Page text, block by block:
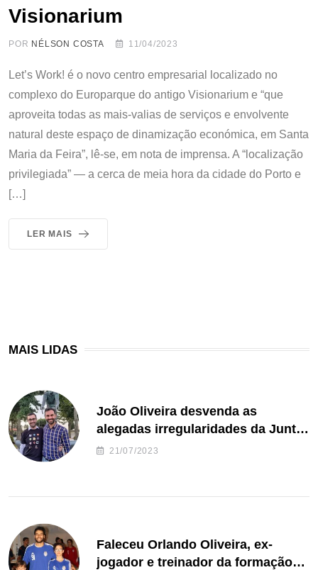
Visionarium
POR NÉLSON COSTA 11/04/2023
Let’s Work! é o novo centro empresarial localizado no
complexo do Europarque do antigo Visionarium e “que
aproveita todas as mais-valias de serviços e envolvente
natural deste espaço de dinamização económica, em Santa
Maria da Feira”, lê-se, em nota de imprensa. A “localização
privilegiada” — a cerca de meia hora da cidade do Porto e
[…]
LER MAIS
MAIS LIDAS
João Oliveira desvenda as
alegadas irregularidades da Junta
de Freguesia S. João de Ver
21/07/2023
Faleceu Orlando Oliveira, ex-
jogador e treinador da formação